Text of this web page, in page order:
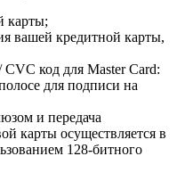
карты;
вашей кредитной карты,
код для Master Card:
для подписи на
и передача
карты осуществляется в
128-битного